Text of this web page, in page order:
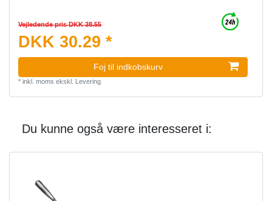
Vejledende pris DKK 38.55
DKK 30.29 *
Foj til indkobskurv
* inkl. moms ekskl. Levering
Du kunne også være interesseret i: